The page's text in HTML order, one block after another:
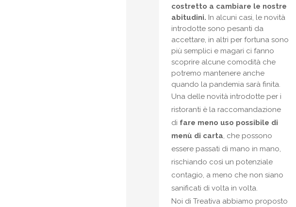
costretto a cambiare le nostre
abitudini. In alcuni casi, le novità
introdotte sono pesanti da
accettare, in altri per fortuna sono
più semplici e magari ci fanno
scoprire alcune comodità che
potremo mantenere anche
quando la pandemia sarà finita.
Una delle novità introdotte per i
ristoranti è la raccomandazione
di fare meno uso possibile di
menù di carta , che possono
essere passati di mano in mano,
rischiando così un potenziale
contagio, a meno che non siano
sanificati di volta in volta.
Noi di Treativa abbiamo proposto